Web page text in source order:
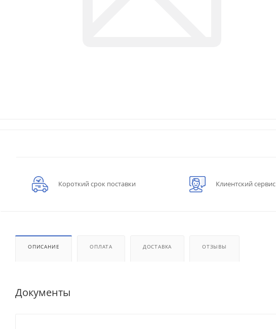
Короткий срок поставки Клиентский сервис
ОПИСАНИЕ ОПЛАТА ДОСТАВКА ОТЗЫВЫ
Документы